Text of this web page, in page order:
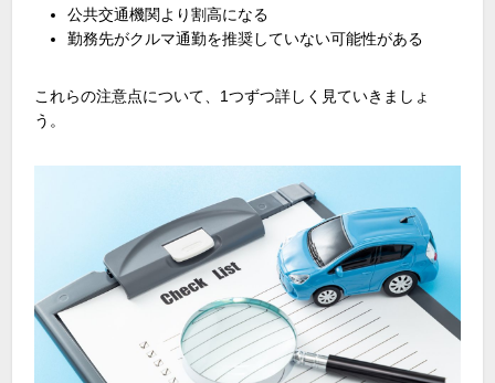
公共交通機関より割高になる
勤務先がクルマ通勤を推奨していない可能性がある
これらの注意点について、 1つずつ詳しく見ていきましょ
う。